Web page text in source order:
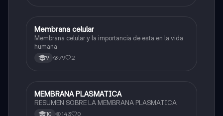
Biologia
Membrana celular
Membrana celular y la importancia de esta en la vida
humana
9 79 2
Química
MEMBRANA PLASMATICA
RESUMEN SOBRE LA MEMBRANA PLASMATICA
10 143 0